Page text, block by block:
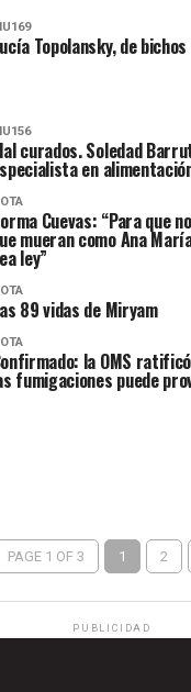
Topolansky, de
curados. Soledad
en
Cuevas: “Para que
mueran como Ana
ley”
89 vidas de Miryam
la OMS
fumigaciones puede
PAGE 1 OF 3 1 2
PUBLICIDAD